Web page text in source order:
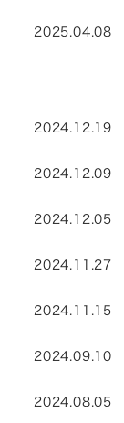
2025.04.08
2024.12.19
2024.12.09
2024.12.05
2024.11.27
2024.11.15
2024.09.10
2024.08.05